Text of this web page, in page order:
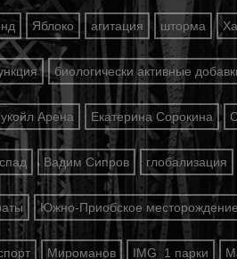
Яблоко агитация шторма
биологически активные
Арена Екатерина Сорокина
Вадим Сипров глобализация
Южно-Приобское месторождение
Мироманов IMG_1 парки